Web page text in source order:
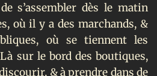
s’assembler dès le matin
où il y a des marchands, &
où se tiennent les
sur le bord des boutiques,
& à prendre dans de